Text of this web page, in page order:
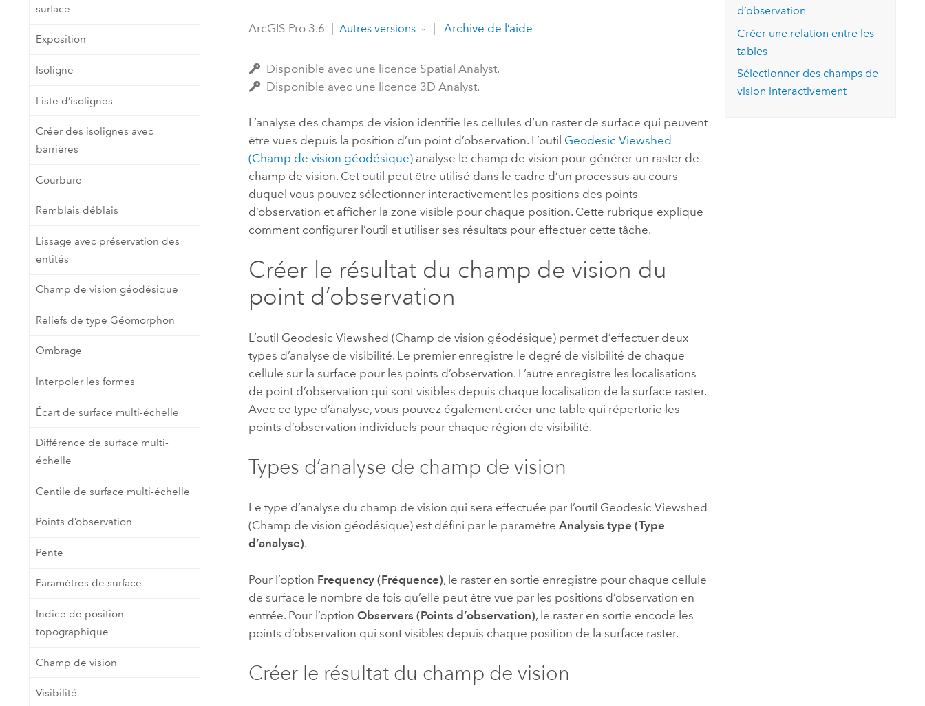
Tous les produits
Découvrir ArcGIS Pro
Tous les secteurs d’activité
Explorer ce cours
technologiques
Tous les récits
Lire le récit
surface
Exposition
Isoligne
Liste d’isolignes
Créer des isolignes avec
barrières
Courbure
Remblais déblais
Lissage avec préservation des
entités
Champ de vision géodésique
Reliefs de type Géomorphon
Ombrage
Interpoler les formes
Écart de surface multi-échelle
Différence de surface multi-
échelle
Centile de surface multi-échelle
Points d’observation
Pente
Paramètres de surface
Indice de position
topographique
Champ de vision
Visibilité
ArcGIS Pro 3.6 Autres versions Archive de l’aide
Disponible avec une licence Spatial Analyst.
Disponible avec une licence 3D Analyst.
L’analyse des champs de vision identifie les cellules d’un raster de surface qui peuvent
être vues depuis la position d’un point d’observation. L’outil Geodesic Viewshed
(Champ de vision géodésique) analyse le champ de vision pour générer un raster de
champ de vision. Cet outil peut être utilisé dans le cadre d’un processus au cours
duquel vous pouvez sélectionner interactivement les positions des points
d’observation et afficher la zone visible pour chaque position. Cette rubrique explique
comment configurer l’outil et utiliser ses résultats pour effectuer cette tâche.
Créer le résultat du champ de vision du
point d’observation
L’outil Geodesic Viewshed (Champ de vision géodésique) permet d’effectuer deux
types d’analyse de visibilité. Le premier enregistre le degré de visibilité de chaque
cellule sur la surface pour les points d’observation. L’autre enregistre les localisations
de point d’observation qui sont visibles depuis chaque localisation de la surface raster.
Avec ce type d’analyse, vous pouvez également créer une table qui répertorie les
points d’observation individuels pour chaque région de visibilité.
Types d’analyse de champ de vision
Le type d’analyse du champ de vision qui sera effectuée par l’outil Geodesic Viewshed
(Champ de vision géodésique) est défini par le paramètreAnalysis type (Type
d’analyse).
Pour l’option Frequency (Fréquence), le raster en sortie enregistre pour chaque cellule
de surface le nombre de fois qu’elle peut être vue par les positions d’observation en
entrée. Pour l’optionObservers (Points d’observation), le raster en sortie encode les
points d’observation qui sont visibles depuis chaque position de la surface raster.
Créer le résultat du champ de vision
d’observation
Créer une relation entre les
tables
Sélectionner des champs de
vision interactivement